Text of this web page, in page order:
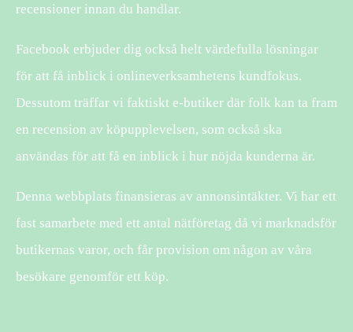
recensioner innan du handlar.
Facebook erbjuder dig också helt värdefulla lösningar
för att få inblick i onlineverksamhetens kundfokus.
Dessutom träffar vi faktiskt e-butiker där folk kan ta fram
en recension av köpupplevelsen, som också ska
användas för att få en inblick i hur nöjda kunderna är.
Denna webbplats finansieras av annonsintäkter. Vi har ett
fast samarbete med ett antal nätföretag då vi marknadsför
butikernas varor, och får provision om någon av våra
besökare genomför ett köp.